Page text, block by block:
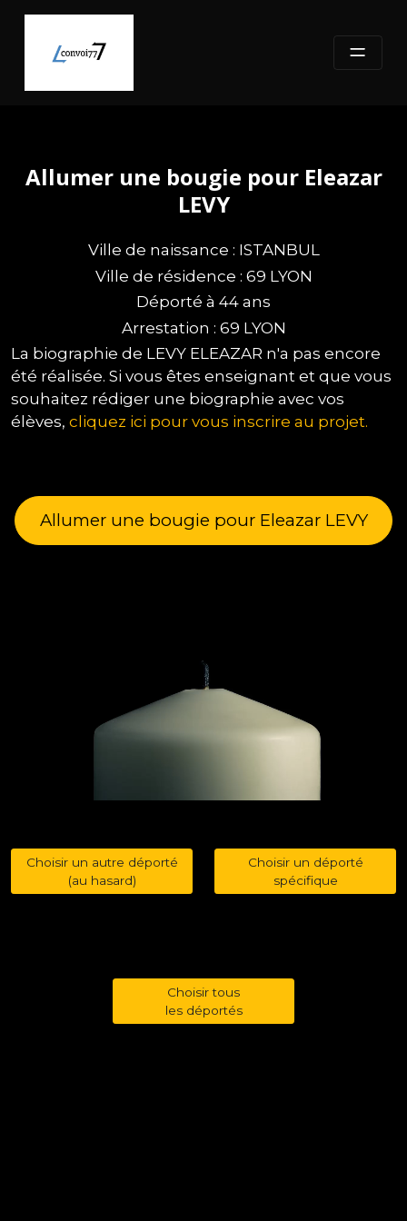
content
Allumer une bougie pour Eleazar
LEVY
Ville de naissance : ISTANBUL
Ville de résidence : 69 LYON
Déporté à 44 ans
Arrestation : 69 LYON
La biographie de LEVY ELEAZAR n'a pas encore
été réalisée. Si vous êtes enseignant et que vous
souhaitez rédiger une biographie avec vos
élèves, cliquez ici pour vous inscrire au projet.
Allumer une bougie pour Eleazar LEVY
Choisir un autre déporté
(au hasard)
Choisir un déporté
spécifique
Choisir tous
les déportés